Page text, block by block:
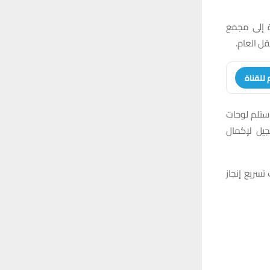
إلى مجمع
العام.
للقناة
لوحات
لإكمال
إنجاز